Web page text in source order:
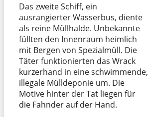
Das zweite Schiff, ein
ausrangierter Wasserbus, diente
als reine Müllhalde. Unbekannte
füllten den Innenraum heimlich
mit Bergen von Spezialmüll. Die
Täter funktionierten das Wrack
kurzerhand in eine schwimmende,
illegale Mülldeponie um. Die
Motive hinter der Tat liegen für
die Fahnder auf der Hand.